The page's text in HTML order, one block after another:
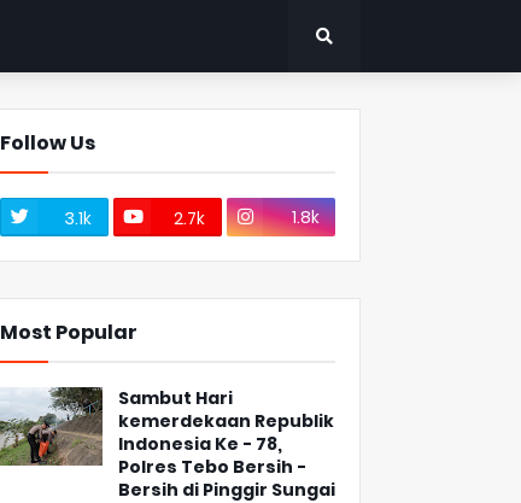
Follow Us
3.1k 2.7k 1.8k
Most Popular
Sambut Hari
kemerdekaan Republik
Indonesia Ke - 78,
Polres Tebo Bersih -
Bersih di Pinggir Sungai